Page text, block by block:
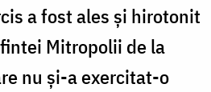
a fost ales și hirotonit
Mitropolii de la
nu și-a exercitat-o